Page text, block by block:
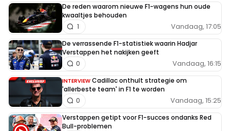
De reden waarom nieuwe F1-wagens hun oude
kwaaltjes behouden
Vandaag, 17:05
1
De verrassende F1-statistiek waarin Hadjar
Verstappen het nakijken geeft
Vandaag, 16:15
0
INTERVIEW Cadillac onthult strategie om
'allerbeste team' in F1 te worden
Vandaag, 15:25
0
Verstappen getipt voor F1-succes ondanks Red
Bull-problemen